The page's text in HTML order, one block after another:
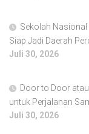
Sekolah Nasional
Siap Jadi Daerah
Juli 30, 2026
Door to Door
untuk Perjalanan
Juli 30, 2026